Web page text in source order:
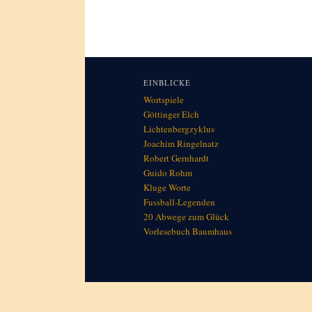
EINBLICKE
Wortspiele
Göttinger Elch
Lichtenbergzyklus
Joachim Ringelnatz
Robert Gernhardt
Guido Rohm
Kluge Worte
Fussball-Legenden
20 Abwege zum Glück
Vorlesebuch Baumhaus